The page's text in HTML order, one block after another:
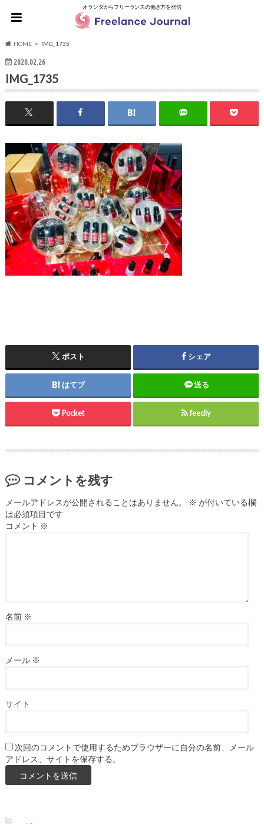
オランダからフリーランスの働き方を発信
HOME IMG_1735
2020.02.26
IMG_1735
ポスト シェア
はてブ 送る
Pocket feedly
コメントを残す
メールアドレスが公開されることはありません。 ※ が付いている欄
は必須項目です
コメント ※
名前 ※
メール ※
サイト
次回のコメントで使用するためブラウザーに自分の名前、メール
アドレス、サイトを保存する。